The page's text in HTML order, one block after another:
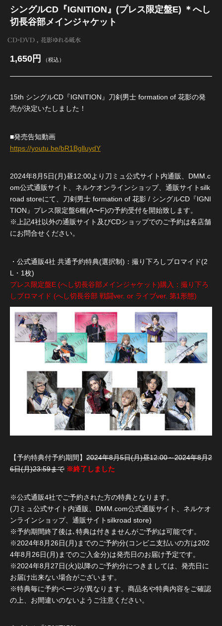
シングルCD『IGNITION』(プレス限定盤E) ＊へし
切長谷部メインジャケット
CD・DVD 花影ゆれる砥水
1,650円 （税込）
15th シングルCD『IGNITION』刀剣男士 formation of 花影の発
売が決定いたしました！
■発売告知動画
https://youtu.be/bR1BglluydY
2024年8月5日(月)昼12:00より刀ミュ公式サイト内通販、DMM.c
om公式通販サイト、ネルケオンラインショップ、通販サイトsilk
road storeにて、刀剣男士 formation of 花影 / シングルCD『IGNI
TION』プレス限定盤6種(A〜F)の予約受付を開始致します。
※上記4社以外の通販サイト及びCDショップでのご予約は各店舗
にお問合せください。
・公式通販4社 共通予約特典(選択制)：撮り下ろしブロマイド(2
L・1枚)
プレス限定盤E (へし切長谷部メインジャケット)購入：撮り下ろ
しブロマイド (へし切長谷部 戦闘ver. or ライブver. 第1形態)
【予約特典付予約期間】 2024年8月5日(月)昼12:00～2024年8月2
6日(月)23:59まで ※終了しました
※公式通販4社でご予約された方の特典となります。
(刀ミュ公式サイト内通販、DMM.com公式通販サイト、ネルケオ
ンラインショップ、通販サイトsilkroad store)
※予約期間終了後は､特典は付きませんがご予約は可能です。
※2024年8月26日(月)までのご予約分(コンビニ支払いの方は202
4年8月26日(月)までのご入金分)は発売日のお届け予定です。
※2024年8月27日(火)以降のご予約分につきましては、発売日に
お届け出来ない場合がございます。
※特典毎に予約ページが異なります。商品名や特典内容をご確認
の上、お間違いのないようご注意ください。